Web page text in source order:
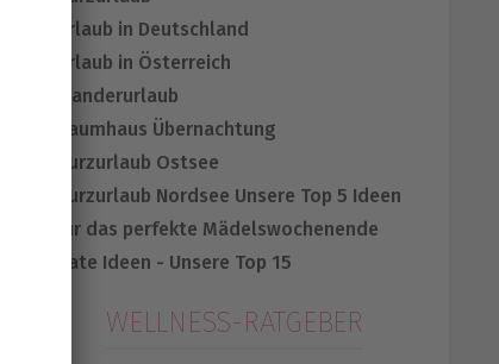
Urlaub in Deutschland
Urlaub in Österreich
Wanderurlaub
Baumhaus Übernachtung
Kurzurlaub Ostsee
Kurzurlaub Nordsee Unsere Top 5 Ideen
für das perfekte Mädelswochenende
Date Ideen - Unsere Top 15
WELLNESS-RATGEBER